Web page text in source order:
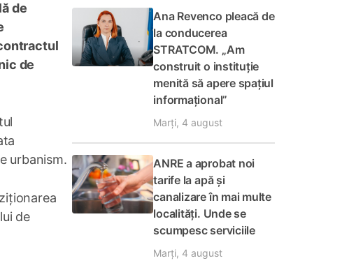
de
de
urbanism.
de
Ana Revenco pleacă de
la conducerea
STRATCOM. „Am
construit o instituție
menită să apere spațiul
informațional”
Marți, 4 august
ANRE a aprobat noi
tarife la apă și
canalizare în mai multe
localități. Unde se
scumpesc serviciile
Marți, 4 august